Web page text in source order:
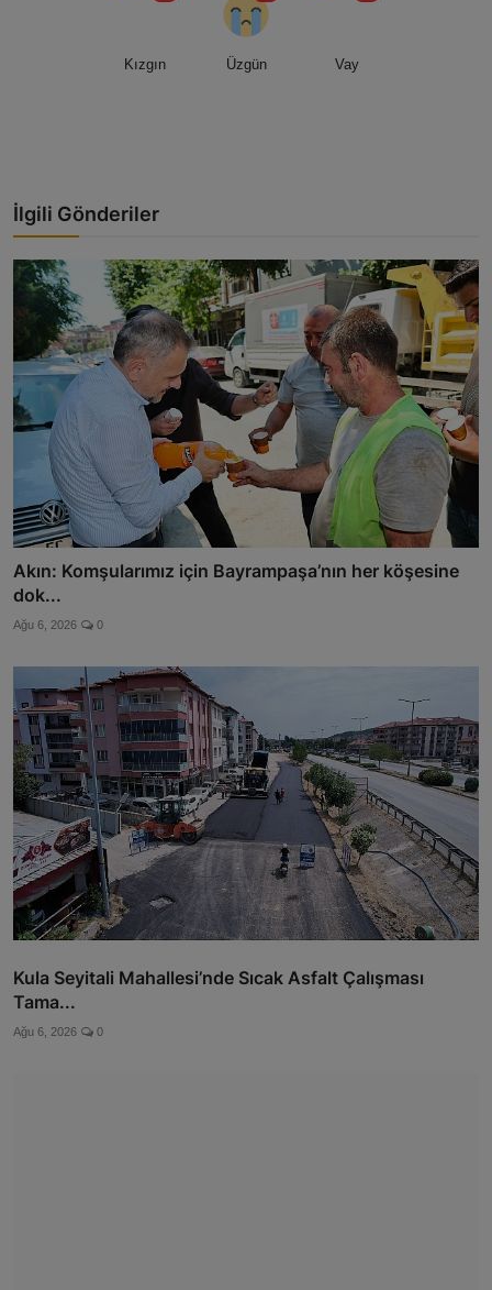
Kızgın Üzgün Vay
İlgili Gönderiler
Akın: Komşularımız için Bayrampaşa’nın her köşesine
dok...
Ağu 6, 2026 0
Kula Seyitali Mahallesi’nde Sıcak Asfalt Çalışması
Tama...
Ağu 6, 2026 0